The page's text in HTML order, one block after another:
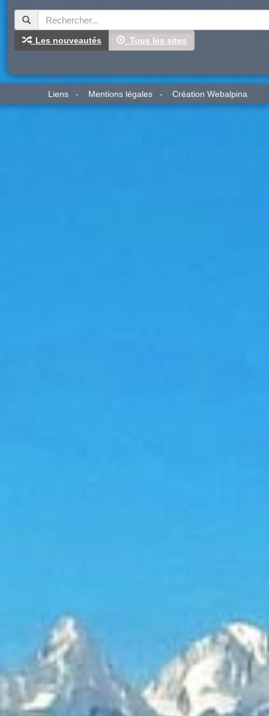
Les nouveautés Tous les sites
Liens - Mentions légales - Création Webalpina